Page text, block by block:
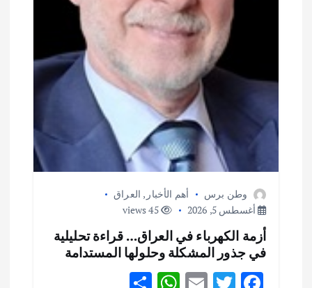
وطن برس أهم الأخبار , العراق
أغسطس 5, 2026
45 views
أزمة الكهرباء في العراق… قراءة تحليلية
في جذور المشكلة وحلولها المستدامة